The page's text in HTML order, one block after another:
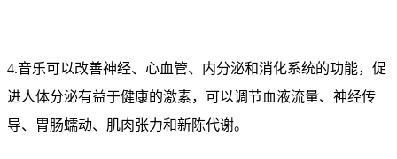
4.音乐可以改善神经、心血管、内分泌和消化系统的功能，促
进人体分泌有益于健康的激素，可以调节血液流量、神经传
导、胃肠蠕动、肌肉张力和新陈代谢。